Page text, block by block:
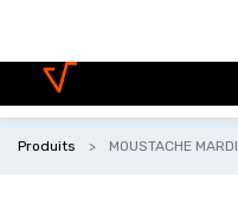
Produits MOUSTACHE